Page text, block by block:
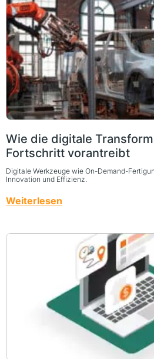
Wie die digitale
Fortschritt vorantreibt
Digitale Werkzeuge wie On-Demand-
Innovation und Effizienz.
Weiterlesen